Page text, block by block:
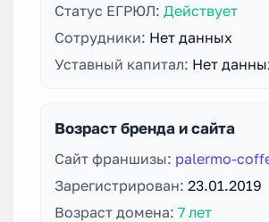
Статус ЕГРЮЛ: Действует
Сотрудники: Нет данных
Уставный капитал: Нет
Возраст бренда и сайта
Сайт франшизы: palermo-
Зарегистрирован: 23.01.2019
Возраст домена: 7 лет